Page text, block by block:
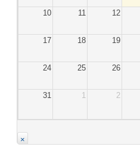
10 11 12
17 18 19
24 25 26
31 1 2
×